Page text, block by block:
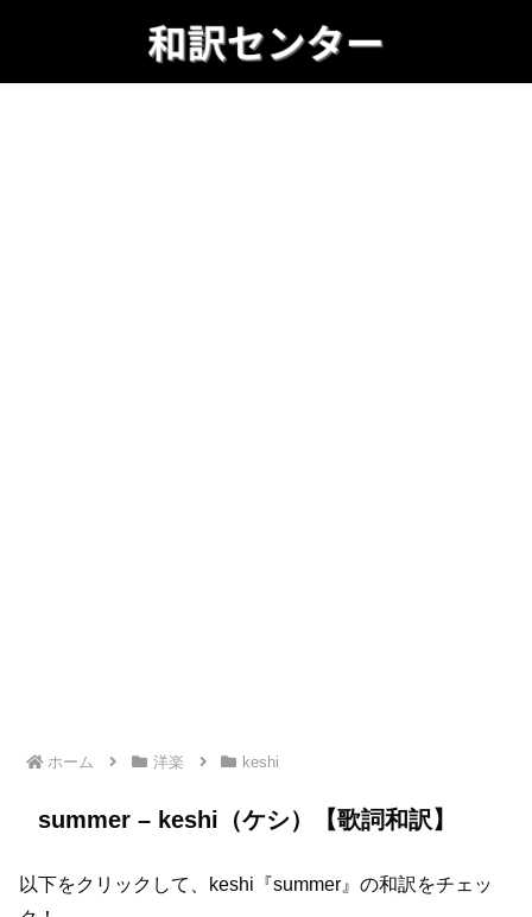
ホーム 洋楽 keshi
summer – keshi（ケシ）【歌詞和訳】
以下をクリックして、keshi『summer』の和訳をチェッ